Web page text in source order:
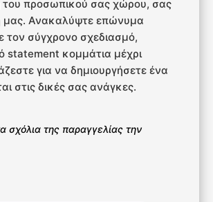
του προσωπικού σας χώρου, σας
μας. Ανακαλύψτε επώνυμα
σύγχρονο σχεδιασμό,
statement κομμάτια μέχρι
για να δημιουργήσετε ένα
στις δικές σας ανάγκες.
σχόλια της παραγγελίας την